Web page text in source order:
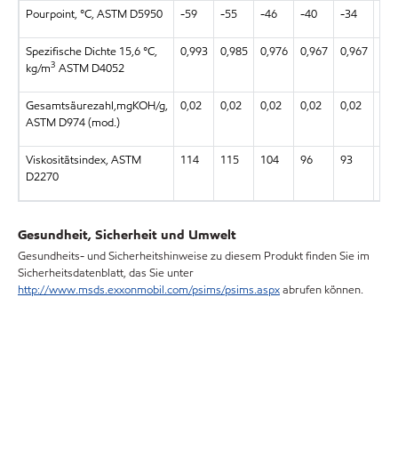
Pourpoint, °C, ASTM D5950 -59 -55 -46 -40 -34
Spezifische Dichte 15,6 °C,
kg/m3 ASTM D4052
0,993 0,985 0,976 0,967 0,967
Gesamtsäurezahl,mgKOH/g,
ASTM D974 (mod.)
0,02 0,02 0,02 0,02 0,02
Viskositätsindex, ASTM
D2270
114 115 104 96 93
Gesundheit, Sicherheit und Umwelt
Gesundheits- und Sicherheitshinweise zu diesem Produkt finden Sie im
Sicherheitsdatenblatt, das Sie unter
http://www.msds.exxonmobil.com/psims/psims.aspxabrufen können.